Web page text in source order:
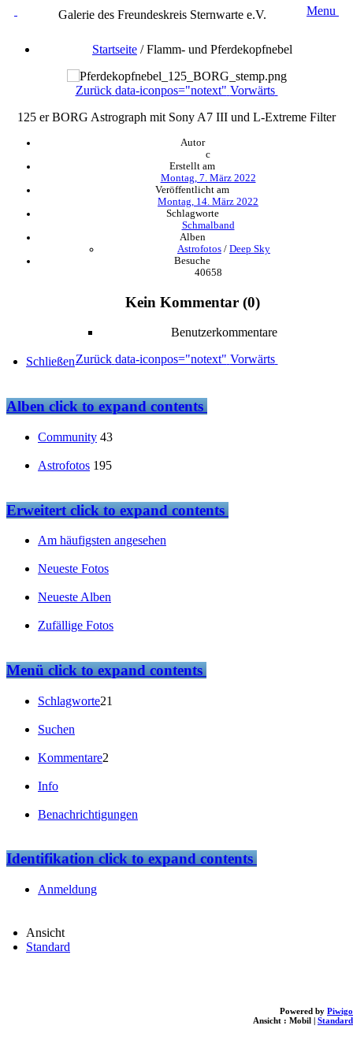
Galerie des Freundeskreis Sternwarte e.V. Menu
Startseite /Flamm- und Pferdekopfnebel
Zurück data-iconpos="notext" Vorwärts
125 er BORG Astrograph mit Sony A7 III und L-Extreme Filter
Autor
c
Erstellt am
Montag, 7. März 2022
Veröffentlicht am
Montag, 14. März 2022
Schlagworte
Schmalband
Alben
Astrofotos / Deep Sky
Besuche
40658
Kein Kommentar (0)
Benutzerkommentare
Zurück data-iconpos="notext" Vorwärts
Powered by Piwigo
Ansicht : Mobil | Standard
Schließen
Albenclick to expand contents
Community 43
Astrofotos 195
Erweitertclick to expand contents
Am häufigsten angesehen
Neueste Fotos
Neueste Alben
Zufällige Fotos
Menüclick to expand contents
Schlagworte21
Suchen
Kommentare2
Info
Benachrichtigungen
Identifikationclick to expand contents
Anmeldung
Ansicht
Standard